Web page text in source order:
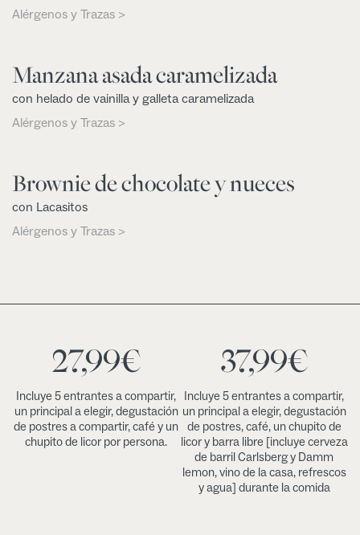
Alérgenos y Trazas >
Manzana asada caramelizada
con helado de vainilla y galleta caramelizada
Alérgenos y Trazas >
Brownie de chocolate y nueces
con Lacasitos
Alérgenos y Trazas >
27,99€
Incluye 5 entrantes a compartir,
un principal a elegir, degustación
de postres a compartir, café y un
chupito de licor por persona.
37,99€
Incluye 5 entrantes a compartir,
un principal a elegir, degustación
de postres, café, un chupito de
licor y barra libre [incluye cerveza
de barril Carlsberg y Damm
lemon, vino de la casa, refrescos
y agua] durante la comida